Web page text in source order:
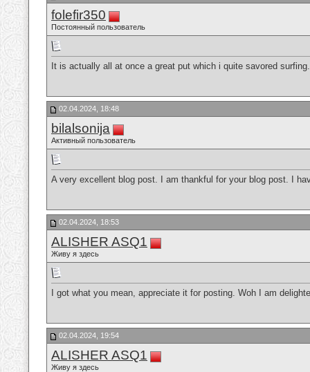
folefir350
Постоянный пользователь
It is actually all at once a great put which i quite savored
02.04.2024, 18:48
bilalsonija
Активный пользователь
A very excellent blog post. I am thankful for your blog post. I
02.04.2024, 18:53
ALISHER ASQ1
Живу я здесь
I got what you mean, appreciate it for posting. Woh I am
02.04.2024, 19:54
ALISHER ASQ1
Живу я здесь